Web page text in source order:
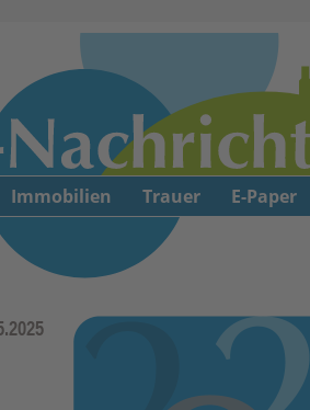
Immobilien Trauer E-Paper